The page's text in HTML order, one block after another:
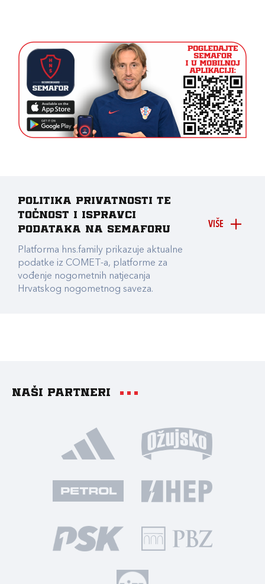
VIŠE
Politika privatnosti te
točnost i ispravci
podataka na Semaforu
Platforma hns.family prikazuje aktualne
podatke iz COMET-a, platforme za
vođenje nogometnih natjecanja
Hrvatskog nogometnog saveza.
Naši partneri